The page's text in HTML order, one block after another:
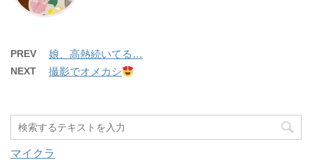
PREV 娘、高熱続いてる…
NEXT 撮影でオメカシ
マイクラ